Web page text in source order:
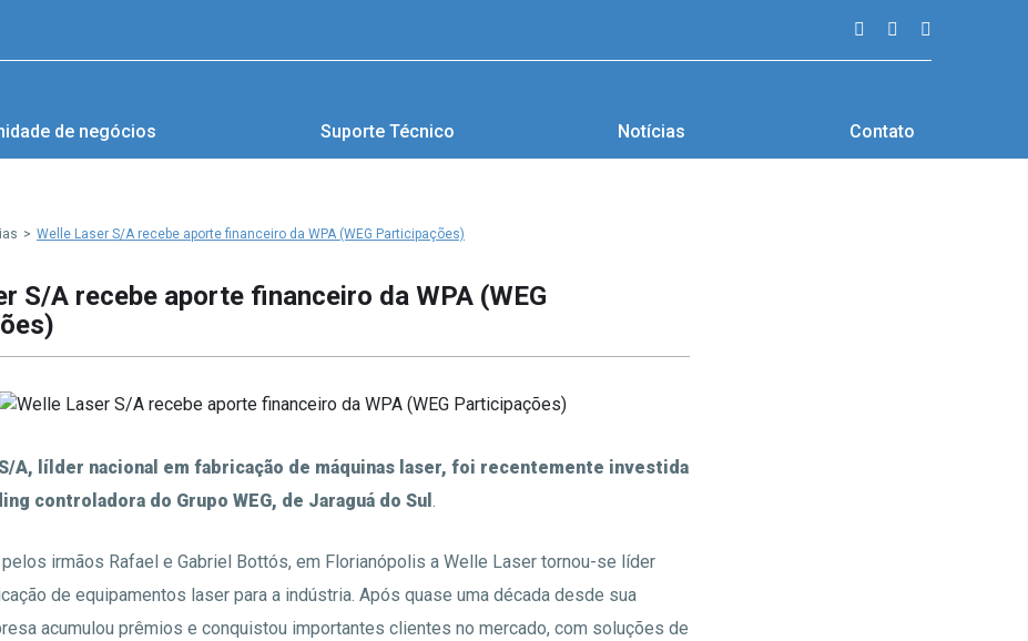
de negócios Suporte Técnico Notícias Contato
> Welle Laser S/A recebe aporte financeiro da WPA (WEG Participações)
S/A recebe aporte financeiro da WPA (WEG
A, lílder nacional em fabricação de máquinas laser, foi recentemente investida
controladora do Grupo WEG, de Jaraguá do Sul
irmãos Rafael e Gabriel Bottós, em Florianópolis a Welle Laser tornou-se líder
de equipamentos laser para a indústria. Após quase uma década desde sua
acumulou prêmios e conquistou importantes clientes no mercado, com soluções de